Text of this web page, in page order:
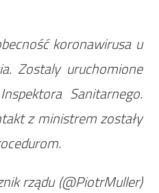
koronawirusa u
Zostaly uruchomione
Sanitarnego.
z ministrem zostały
rządu (@PiotrMuller)